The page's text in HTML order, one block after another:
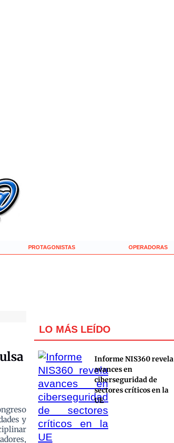
PROTAGONISTAS OPERADORAS
y
LO MÁS LEÍDO
Informe NIS360 revela
avances en
ciberseguridad de
sectores críticos en la
UE